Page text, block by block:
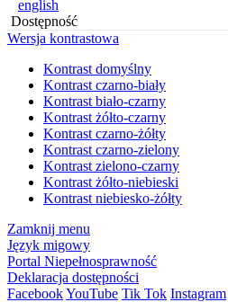
english
Dostępność
Wersja kontrastowa
Kontrast domyślny
Kontrast czarno-biały
Kontrast biało-czarny
Kontrast żółto-czarny
Kontrast czarno-żółty
Kontrast czarno-zielony
Kontrast zielono-czarny
Kontrast żółto-niebieski
Kontrast niebiesko-żółty
Zamknij menu
Język migowy
Portal Niepełnosprawność
Deklaracja dostępności
FacebookYouTube Tik Tok Instagram